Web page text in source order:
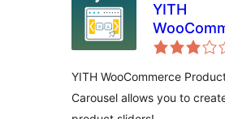
YITH
Product
YITH WooCommerce
Carousel allows you to